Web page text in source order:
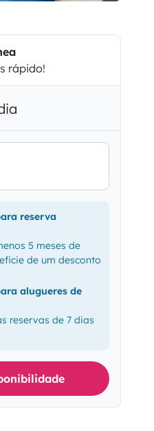
rápido!
reserva
5 meses de
de um desconto
alugueres de
reservas de 7 dias